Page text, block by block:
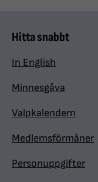
Hitta snabbt
In English
Minnesgåva
Valpkalendern
Medlemsförmåner
Personuppgifter